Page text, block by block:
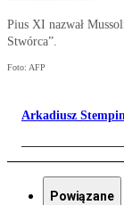
Pius XI nazwał
Stwórca”.
Foto: AFP
Arkadiusz
Powiązane